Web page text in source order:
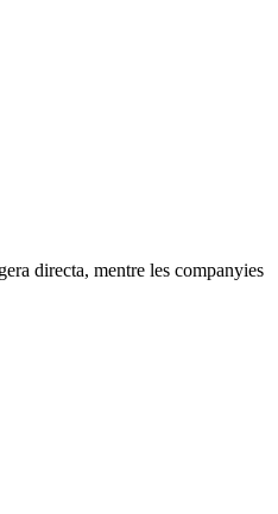
directa, mentre les companyies